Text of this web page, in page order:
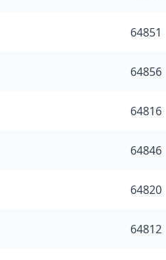
64851
64856
64816
64846
64820
64812